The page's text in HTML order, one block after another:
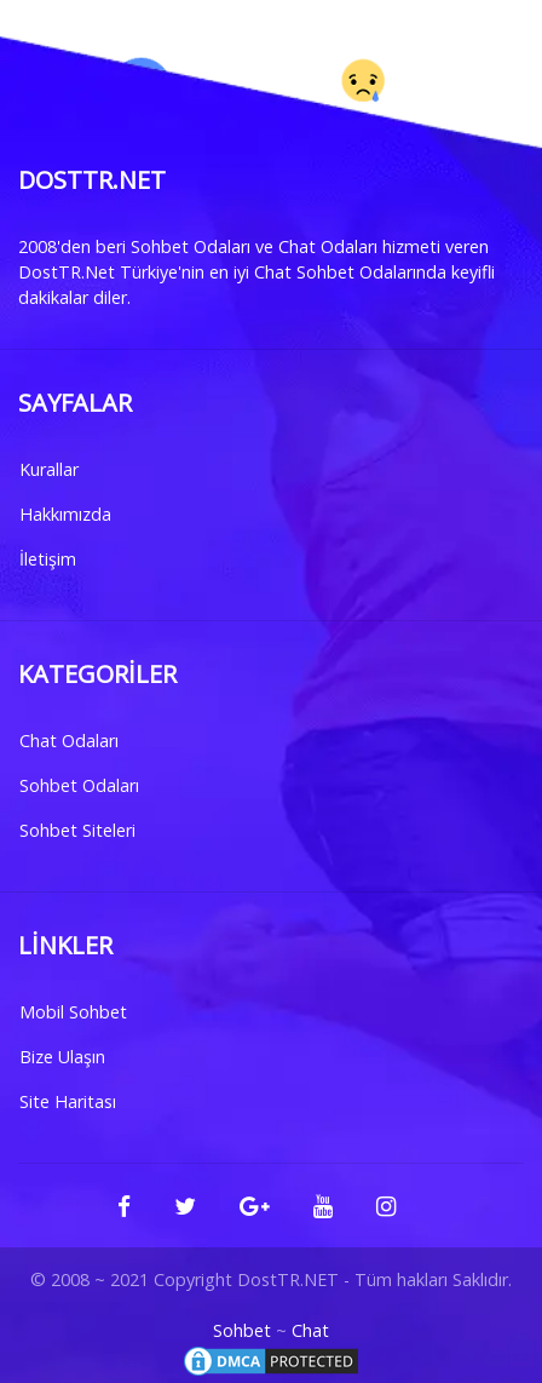
DOSTTR.NET
2008'den beri Sohbet Odaları ve Chat Odaları hizmeti veren
DostTR.Net Türkiye'nin en iyi Chat Sohbet Odalarında keyifli
dakikalar diler.
SAYFALAR
Kurallar
Hakkımızda
İletişim
KATEGORILER
Chat Odaları
Sohbet Odaları
Sohbet Siteleri
LINKLER
Mobil Sohbet
Bize Ulaşın
Site Haritası
© 2008 ~ 2021 Copyright DostTR.NET - Tüm hakları Saklıdır.
Sohbet ~ Chat